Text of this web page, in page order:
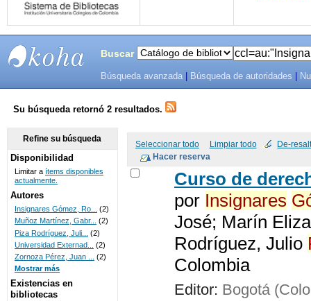
SISTEMAS
DE
BIBLIOTECAS
UNICOC
Buscar
Búsqueda avanzada Búsqueda de autoridades
Su búsqueda retornó 2 resultados.
Seleccionar todo Limpiar todo De-
Curso de
por Insignares
José; Marín
Rodríguez, Julio
Colombia
Editor: Bogotá
Refine su búsqueda
Disponibilidad
Limitar a ítems disponibles
actualmente.
Autores
Insignares Gómez, Ro...
(2)
Muñoz Martínez, Gabr... (2)
Piza Rodríguez, Juli...
(2)
Universidad Externad...
(2)
Zornoza Pérez, Juan ...
(2)
Mostrar más
Existencias en
bibliotecas